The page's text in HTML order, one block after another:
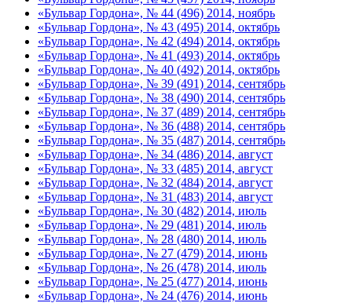
«Бульвар Гордона», № 44 (496) 2014, ноябрь
«Бульвар Гордона», № 43 (495) 2014, октябрь
«Бульвар Гордона», № 42 (494) 2014, октябрь
«Бульвар Гордона», № 41 (493) 2014, октябрь
«Бульвар Гордона», № 40 (492) 2014, октябрь
«Бульвар Гордона», № 39 (491) 2014, сентябрь
«Бульвар Гордона», № 38 (490) 2014, сентябрь
«Бульвар Гордона», № 37 (489) 2014, сентябрь
«Бульвар Гордона», № 36 (488) 2014, сентябрь
«Бульвар Гордона», № 35 (487) 2014, сентябрь
«Бульвар Гордона», № 34 (486) 2014, август
«Бульвар Гордона», № 33 (485) 2014, август
«Бульвар Гордона», № 32 (484) 2014, август
«Бульвар Гордона», № 31 (483) 2014, август
«Бульвар Гордона», № 30 (482) 2014, июль
«Бульвар Гордона», № 29 (481) 2014, июль
«Бульвар Гордона», № 28 (480) 2014, июль
«Бульвар Гордона», № 27 (479) 2014, июнь
«Бульвар Гордона», № 26 (478) 2014, июль
«Бульвар Гордона», № 25 (477) 2014, июнь
«Бульвар Гордона», № 24 (476) 2014, июнь